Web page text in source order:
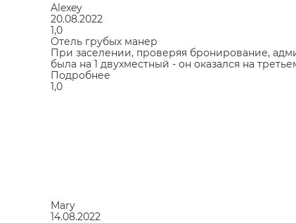
Alexey
20.08.2022
1,0
Отель грубых манер
При заселении, проверяя бронирование,
была на 1 двухместный - он оказался на
Подробнее
1,0
Mary
14.08.2022